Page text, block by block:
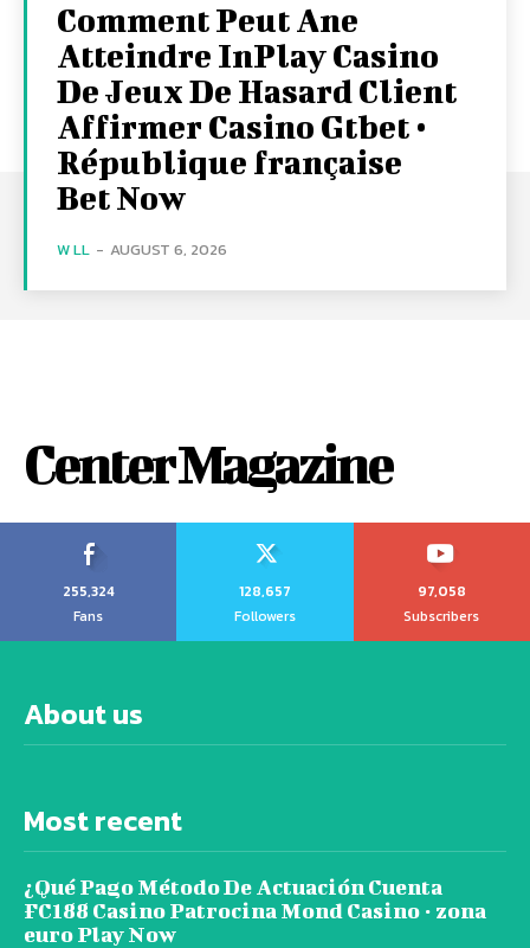
Comment Peut Ane
Atteindre InPlay Casino
De Jeux De Hasard Client
Affirmer Casino Gtbet •
République française
Bet Now
W LL - AUGUST 6, 2026
Center Magazine
255,324
Fans
128,657
Followers
97,058
Subscribers
About us
Most recent
¿Qué Pago Método De Actuación Cuenta
FC188 Casino Patrocina Mond Casino · zona
euro Play Now